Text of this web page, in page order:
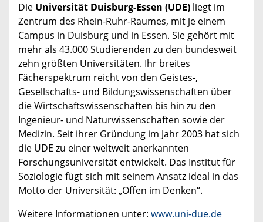
Die Universität Duisburg-Essen (UDE) liegt im
Zentrum des Rhein-Ruhr-Raumes, mit je einem
Campus in Duisburg und in Essen. Sie gehört mit
mehr als 43.000 Studierenden zu den bundesweit
zehn größten Universitäten. Ihr breites
Fächerspektrum reicht von den Geistes-,
Gesellschafts- und Bildungswissenschaften über
die Wirtschaftswissenschaften bis hin zu den
Ingenieur- und Naturwissenschaften sowie der
Medizin. Seit ihrer Gründung im Jahr 2003 hat sich
die UDE zu einer weltweit anerkannten
Forschungsuniversität entwickelt. Das Institut für
Soziologie fügt sich mit seinem Ansatz ideal in das
Motto der Universität: „Offen im Denken“.
Weitere Informationen unter: www.uni-due.de